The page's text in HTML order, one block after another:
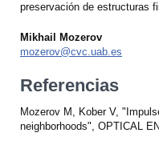
preservación de estructuras
Mikhail Mozerov
mozerov@cvc.uab.es
Referencias
Mozerov M, Kober V,
neighborhoods", OPTICAL